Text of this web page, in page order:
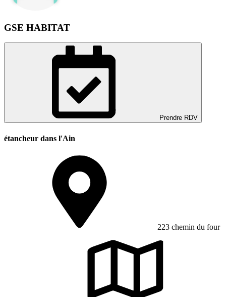
GSE HABITAT
Prendre RDV
étancheur dans l'Ain
223 chemin du four